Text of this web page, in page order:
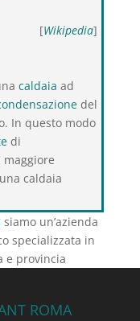
[Wikipedia]
caldaia ad
del
In questo modo
di
maggiore
caldaia
siamo un’azienda
specializzata in
e provincia
ROMA